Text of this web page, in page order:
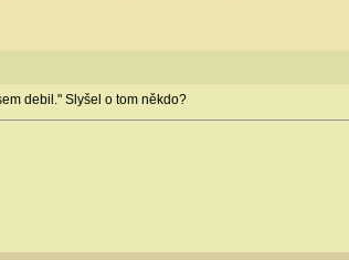
debil." Slyšel o tom někdo?